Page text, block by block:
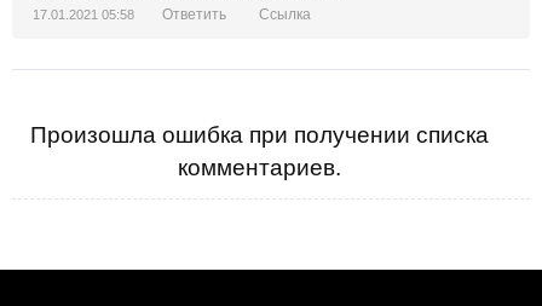
17.01.2021 05:58 Ответить Ссылка
Произошла ошибка при получении списка
комментариев.